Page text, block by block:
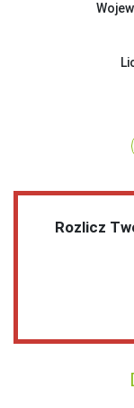
Rozlicz